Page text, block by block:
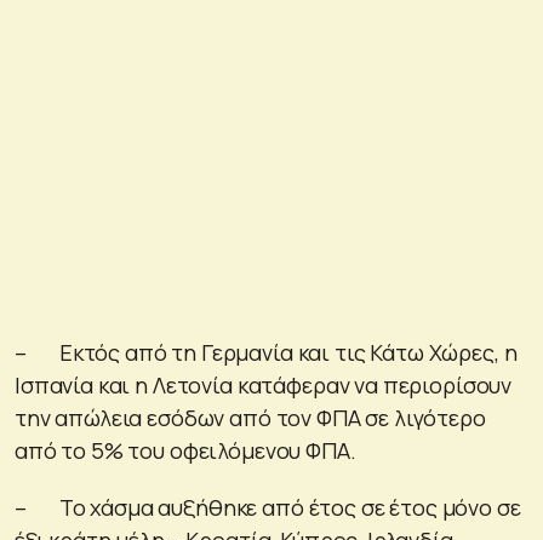
– Εκτός από τη Γερμανία και τις Κάτω Χώρες, η
Ισπανία και η Λετονία κατάφεραν να περιορίσουν
την απώλεια εσόδων από τον ΦΠΑ σε λιγότερο
από το 5% του οφειλόμενου ΦΠΑ.
– Το χάσμα αυξήθηκε από έτος σε έτος μόνο σε